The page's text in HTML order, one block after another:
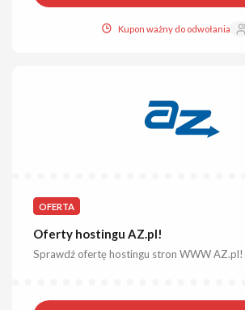
Kupon ważny do odwołania
OFERTA
Oferty hostingu AZ.pl!
Sprawdź ofertę hostingu stron WWW AZ.pl!